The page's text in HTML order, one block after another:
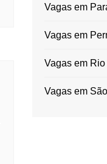
Vagas em
Vagas em
Vagas em
Vagas em